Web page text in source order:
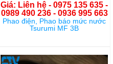
Giá: Liên hệ - 0975 135 635 -
0989 490 236 - 0936 995 663
Phao điện, Phao báo mức nước
Tsurumi MF 3B